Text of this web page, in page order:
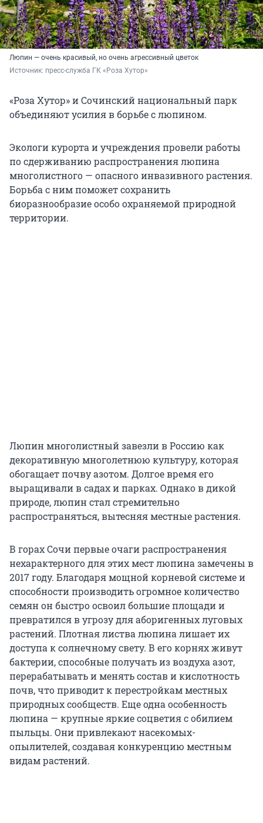
Люпин — очень красивый, но очень агрессивный цветок
Источник: пресс-служба ГК «Роза Хутор»
«Роза Хутор» и Сочинский национальный парк
объединяют усилия в борьбе с люпином.
Экологи курорта и учреждения провели работы
по сдерживанию распространения люпина
многолистного — опасного инвазивного растения.
Борьба с ним поможет сохранить
биоразнообразие особо охраняемой природной
территории.
Люпин многолистный завезли в Россию как
декоративную многолетнюю культуру, которая
обогащает почву азотом. Долгое время его
выращивали в садах и парках. Однако в дикой
природе, люпин стал стремительно
распространяться, вытесняя местные растения.
В горах Сочи первые очаги распространения
нехарактерного для этих мест люпина замечены в
2017 году. Благодаря мощной корневой системе и
способности производить огромное количество
семян он быстро освоил большие площади и
превратился в угрозу для аборигенных луговых
растений. Плотная листва люпина лишает их
доступа к солнечному свету. В его корнях живут
бактерии, способные получать из воздуха азот,
перерабатывать и менять состав и кислотность
почв, что приводит к перестройкам местных
природных сообществ. Еще одна особенность
люпина — крупные яркие соцветия с обилием
пыльцы. Они привлекают насекомых-
опылителей, создавая конкуренцию местным
видам растений.